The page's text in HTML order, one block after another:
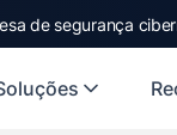
de segurança